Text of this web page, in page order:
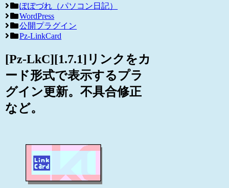
ぽぽづれ（パソコン日記）
WordPress
公開プラグイン
Pz-LinkCard
[Pz-LkC][1.7.1]リンクをカ
ード形式で表示するプラ
グイン更新。不具合修正
など。